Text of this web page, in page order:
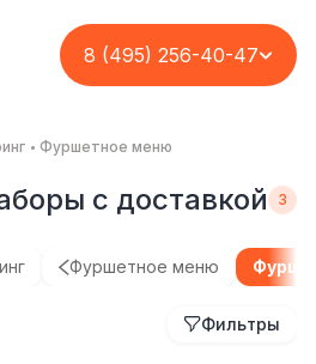
8 (495) 256-40-47
Фуршетное меню
с доставкой
Фуршетное меню
Фильтры
Организация
премиального
Организация